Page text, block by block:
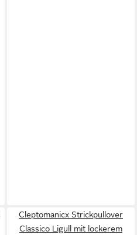
Cleptomanicx Strickpullover
Classico Ligull mit lockerem